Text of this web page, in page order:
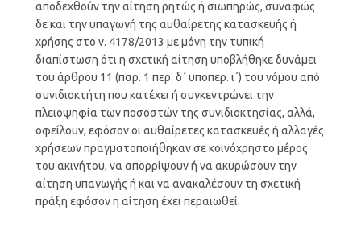
αποδεχθούν την αίτηση ρητώς ή σιωπηρώς, συναφώς
δε και την υπαγωγή της αυθαίρετης κατασκευής ή
χρήσης στο ν. 4178/2013 με μόνη την τυπική
διαπίστωση ότι η σχετική αίτηση υποβλήθηκε δυνάμει
του άρθρου 11 (παρ. 1 περ. δ΄ υποπερ. ι΄) του νόμου από
συνιδιοκτήτη που κατέχει ή συγκεντρώνει την
πλειοψηφία των ποσοστών της συνιδιοκτησίας, αλλά,
οφείλουν, εφόσον οι αυθαίρετες κατασκευές ή αλλαγές
χρήσεων πραγματοποιήθηκαν σε κοινόχρηστο μέρος
του ακινήτου, να απορρίψουν ή να ακυρώσουν την
αίτηση υπαγωγής ή και να ανακαλέσουν τη σχετική
πράξη εφόσον η αίτηση έχει περαιωθεί.